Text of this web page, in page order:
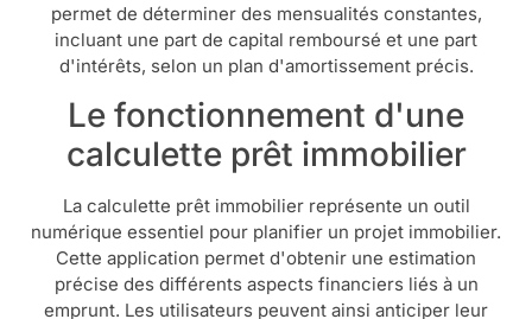
permet de déterminer des mensualités constantes,
incluant une part de capital remboursé et une part
d'intérêts, selon un plan d'amortissement précis.
Le fonctionnement d'une
calculette prêt immobilier
La calculette prêt immobilier représente un outil
numérique essentiel pour planifier un projet immobilier.
Cette application permet d'obtenir une estimation
précise des différents aspects financiers liés à un
emprunt. Les utilisateurs peuvent ainsi anticiper leur